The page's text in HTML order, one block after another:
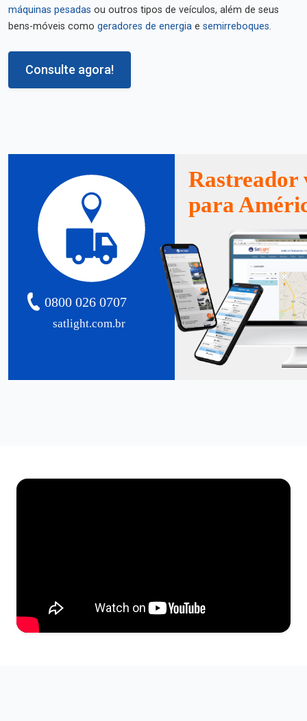
máquinas pesadas ou outros tipos de veículos, além de seus
bens-móveis como geradores de energia e semirreboques.
Consulte agora!
satlight.com.br
0800 026 0707
Rastreador
para